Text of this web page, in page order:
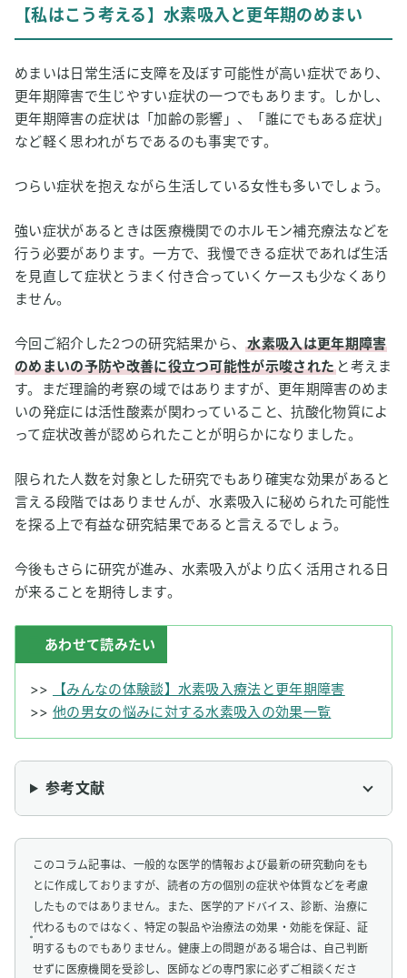
【私はこう考える】水素吸入と更年期のめまい
めまいは日常生活に支障を及ぼす可能性が高い症状であり、
更年期障害で生じやすい症状の一つでもあります。しかし、
更年期障害の症状は「加齢の影響」、「誰にでもある症状」
など軽く思われがちであるのも事実です。
つらい症状を抱えながら生活している女性も多いでしょう。
強い症状があるときは医療機関でのホルモン補充療法などを
行う必要があります。一方で、我慢できる症状であれば生活
を見直して症状とうまく付き合っていくケースも少なくあり
ません。
今回ご紹介した2つの研究結果から、水素吸入は更年期障害
のめまいの予防や改善に役立つ可能性が示唆された と考えま
す。まだ理論的考察の域ではありますが、更年期障害のめま
いの発症には活性酸素が関わっていること、抗酸化物質によ
って症状改善が認められたことが明らかになりました。
限られた人数を対象とした研究でもあり確実な効果があると
言える段階ではありませんが、水素吸入に秘められた可能性
を探る上で有益な研究結果であると言えるでしょう。
今後もさらに研究が進み、水素吸入がより広く活用される日
が来ることを期待します。
あわせて読みたい
>>
【みんなの体験談】水素吸入療法と更年期障害
>> 他の男女の悩みに対する水素吸入の効果一覧
参考文献
このコラム記事は、一般的な医学的情報および最新の研究動向をも
とに作成しておりますが、読者の方の個別の症状や体質などを考慮
したものではありません。また、医学的アドバイス、診断、治療に
代わるものではなく、特定の製品や治療法の効果・効能を保証、証
明するものでもありません。健康上の問題がある場合は、自己判断
せずに医療機関を受診し、医師などの専門家に必ずご相談くださ